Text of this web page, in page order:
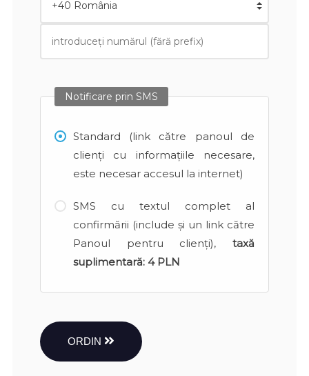
Notificare prin SMS
Standard (link către panoul de
clienți cu informațiile necesare,
este necesar accesul la internet)
SMS cu textul complet al
confirmării (include și un link către
Panoul pentru clienți), taxă
suplimentară: 4 PLN
ORDIN